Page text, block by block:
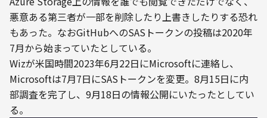
悪意ある第三者が一部を削除したり上書きしたりする恐れ
もあった。なおGitHubへのSASトークンの投稿は2020年
7月から始まっていたとしている。
Wizが米国時間2023年6月22日にMicrosoftに連絡し、
Microsoftは7月7日にSASトークンを変更。8月15日に内
部調査を完了し、9月18日の情報公開にいたったとしてい
る。